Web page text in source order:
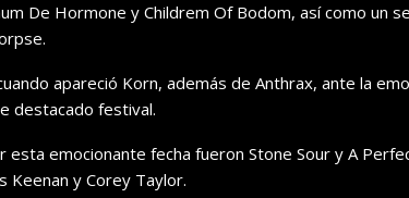
De Hormone y Childrem Of Bodom, así como un
apareció Korn, además de Anthrax, ante la
destacado festival.
esta emocionante fecha fueron Stone Sour y A
Keenan y Corey Taylor.